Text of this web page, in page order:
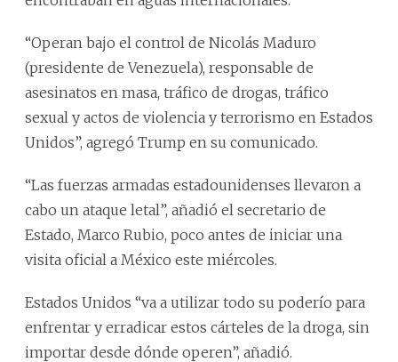
“Operan bajo el control de Nicolás Maduro
(presidente de Venezuela), responsable de
asesinatos en masa, tráfico de drogas, tráfico
sexual y actos de violencia y terrorismo en Estados
Unidos”, agregó Trump en su comunicado.
“Las fuerzas armadas estadounidenses llevaron a
cabo un ataque letal”, añadió el secretario de
Estado, Marco Rubio, poco antes de iniciar una
visita oficial a México este miércoles.
Estados Unidos “va a utilizar todo su poderío para
enfrentar y erradicar estos cárteles de la droga, sin
importar desde dónde operen”, añadió.